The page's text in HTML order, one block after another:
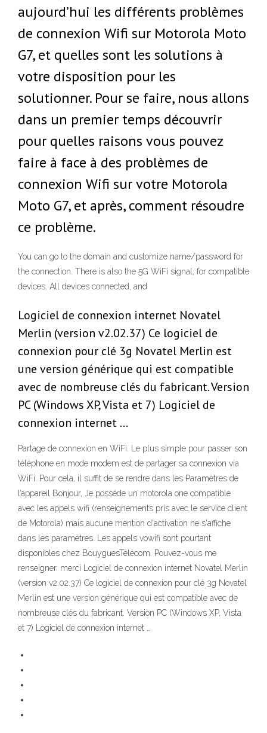
aujourd’hui les différents problèmes
de connexion Wifi sur Motorola Moto
G7, et quelles sont les solutions à
votre disposition pour les
solutionner. Pour se faire, nous allons
dans un premier temps découvrir
pour quelles raisons vous pouvez
faire à face à des problèmes de
connexion Wifi sur votre Motorola
Moto G7, et après, comment résoudre
ce problème.
You can go to the domain and customize name/password for
the connection. There is also the 5G WiFi signal, for compatible
devices. All devices connected, and
Logiciel de connexion internet Novatel
Merlin (version v2.02.37) Ce logiciel de
connexion pour clé 3g Novatel Merlin est
une version générique qui est compatible
avec de nombreuse clés du fabricant. Version
PC (Windows XP, Vista et 7) Logiciel de
connexion internet …
Partage de connexion en WiFi. Le plus simple pour passer son
téléphone en mode modem est de partager sa connexion via
WiFi. Pour cela, il suffit de se rendre dans les Paramètres de
l’appareil Bonjour, Je posséde un motorola one compatible
avec les appels wifi (renseignements pris avec le service client
de Motorola) mais aucune mention d'activation ne s'affiche
dans les paramètres. Les appels vowifi sont pourtant
disponibles chez BouyguesTélécom. Pouvez-vous me
renseigner. merci Logiciel de connexion internet Novatel Merlin
(version v2.02.37) Ce logiciel de connexion pour clé 3g Novatel
Merlin est une version générique qui est compatible avec de
nombreuse clés du fabricant. Version PC (Windows XP, Vista
et 7) Logiciel de connexion internet …